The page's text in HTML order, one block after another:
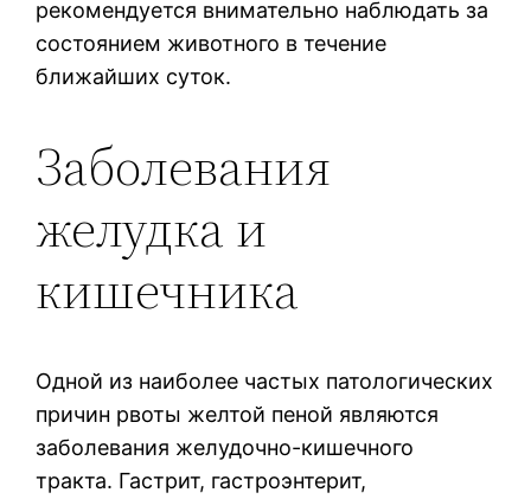
рекомендуется внимательно наблюдать за
состоянием животного в течение
ближайших суток.
Заболевания
желудка и
кишечника
Одной из наиболее частых патологических
причин рвоты желтой пеной являются
заболевания желудочно-кишечного
тракта. Гастрит, гастроэнтерит,